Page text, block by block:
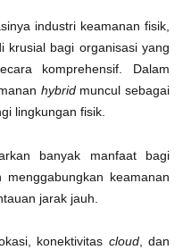
industri keamanan fisik,
krusial bagi organisasi yang
komprehensif. Dalam
hybridmuncul sebagai
lingkungan fisik.
banyak manfaat bagi
keamanan
jarak jauh.
konektivitas cloud, dan